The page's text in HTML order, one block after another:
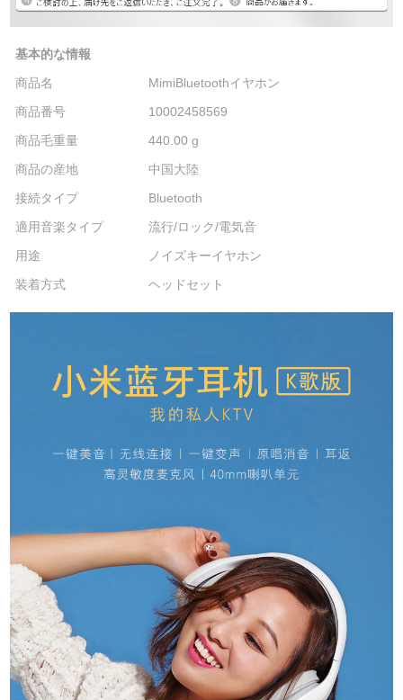
基本的な情報
商品名
MimiBluetoothイヤホン
商品番号
10002458569
商品毛重量
440.00 g
商品の産地
中国大陸
接続タイプ
Bluetooth
適用音楽タイプ
流行/ロック/電気音
用途
ノイズキーイヤホン
装着方式
ヘッドセット